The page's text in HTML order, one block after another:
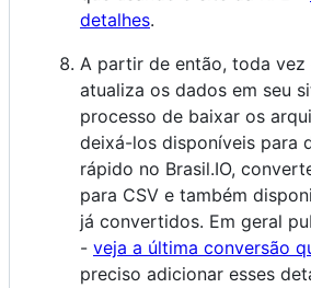
detalhes.
A partir de então, toda vez
atualiza os dados em seu
processo de baixar os
deixá-los disponíveis para
rápido no Brasil.IO,
para CSV e também
já convertidos. Em geral
- veja a última conversão
preciso adicionar esses